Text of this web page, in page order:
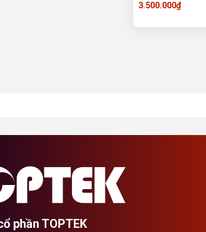
3.500.000₫
phần TOPTEK